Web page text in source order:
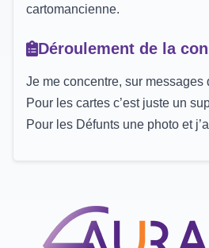
cartomancienne.
Déroulement de la
Je me concentre, sur messages
Pour les cartes c’est juste un
Pour les Défunts une photo et